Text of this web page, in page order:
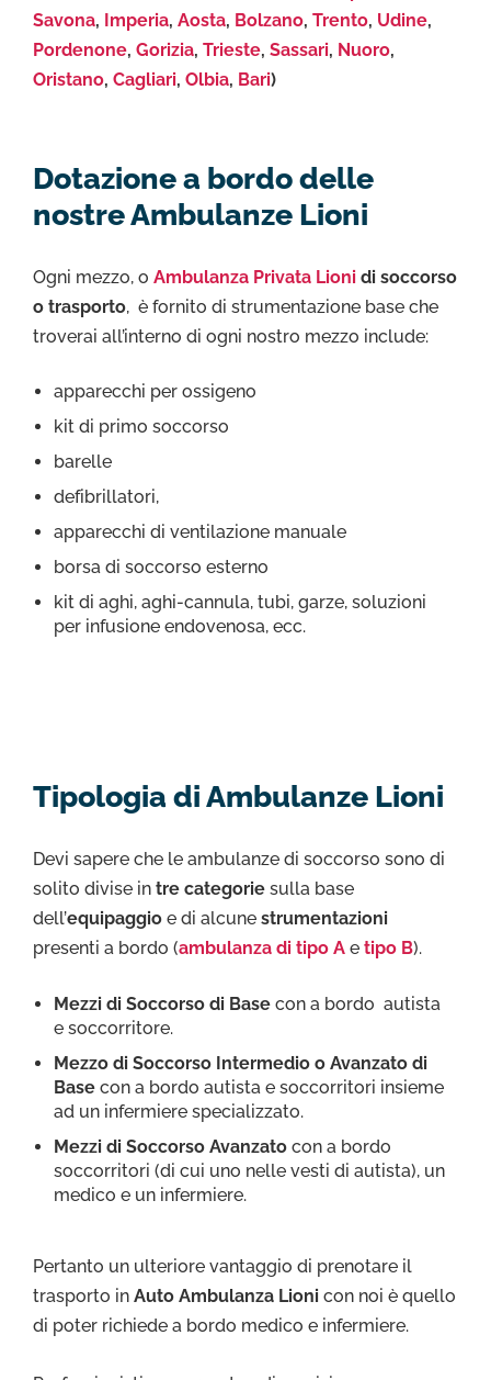
Savona, Imperia, Aosta, Bolzano, Trento, Udine,
Pordenone, Gorizia, Trieste, Sassari, Nuoro,
Oristano, Cagliari, Olbia, Bari)
Dotazione a bordo delle
nostre Ambulanze Lioni
Ogni mezzo, o Ambulanza Privata Lioni di soccorso
o trasporto, è fornito di strumentazione base che
troverai all’interno di ogni nostro mezzo include:
apparecchi per ossigeno
kit di primo soccorso
barelle
defibrillatori,
apparecchi di ventilazione manuale
borsa di soccorso esterno
kit di aghi, aghi-cannula, tubi, garze, soluzioni
per infusione endovenosa, ecc.
Tipologia di Ambulanze Lioni
Devi sapere che le ambulanze di soccorso sono di
solito divise in tre categorie sulla base
dell’equipaggio e di alcune strumentazioni
presenti a bordo (ambulanza di tipo A e tipo B).
Mezzi di Soccorso di Basecon a bordo autista
e soccorritore.
Mezzo di Soccorso Intermedio o Avanzato di
Basecon a bordo autista e soccorritori insieme
ad un infermiere specializzato.
Mezzi di Soccorso Avanzatocon a bordo
soccorritori (di cui uno nelle vesti di autista), un
medico e un infermiere.
Pertanto un ulteriore vantaggio di prenotare il
trasporto in Auto Ambulanza Lioni con noi è quello
di poter richiede a bordo medico e infermiere.